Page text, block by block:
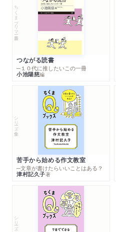
ちくまプリマー新書
つながる読書
─１０代に推したいこの一冊
小池陽慈編
シリーズ・全集
苦手から始める作文教室
─文章が書けたらいいことはある？
津村記久子著
シリーズ・全集